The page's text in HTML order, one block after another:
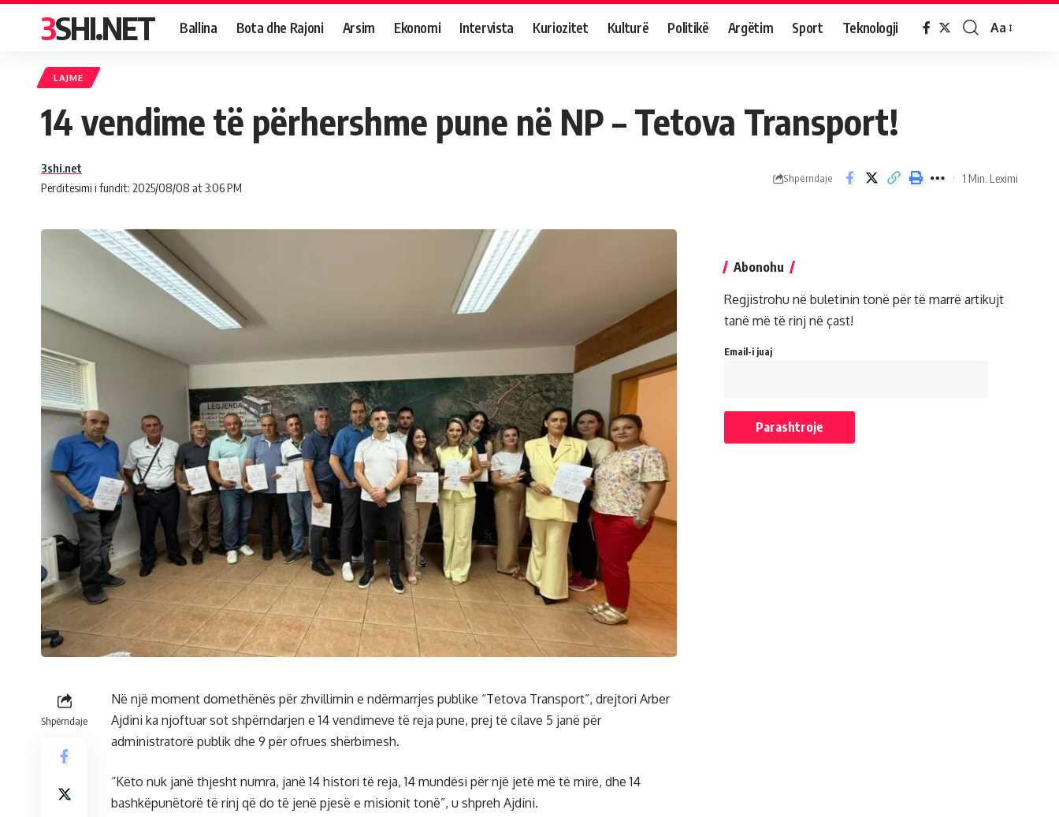
3SHI.NET Ballina Bota dhe Rajoni Arsim Ekonomi Intervista Kuriozitet Kulturë Politikë Argëtim Sport Teknologji Aa
LAJME
14 vendime të përhershme pune në NP – Tetova Transport!
Përditësimi i fundit: 2025/08/08 at 3:06 PM
3shi.net
Shpërndaje 1 Min. Leximi
Shpërndaje
Në një moment domethënës për zhvillimin e ndërmarrjes publike “Tetova Transport”, drejtori Arber
Ajdini ka njoftuar sot shpërndarjen e 14 vendimeve të reja pune, prej të cilave 5 janë për
administratorë publik dhe 9 për ofrues shërbimesh.
“Këto nuk janë thjesht numra, janë 14 histori të reja, 14 mundësi për një jetë më të mirë, dhe 14
bashkëpunëtorë të rinj që do të jenë pjesë e misionit tonë”, u shpreh Ajdini.
Abonohu
Regjistrohu në buletinin tonë për të marrë artikujt
tanë më të rinj në çast!
Email-i juaj